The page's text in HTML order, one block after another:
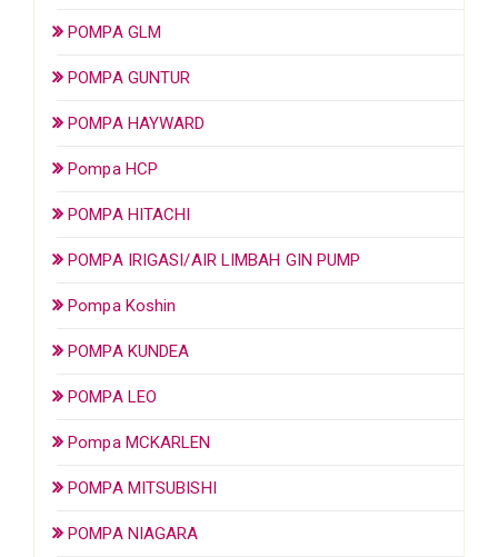
POMPA GLM
POMPA GUNTUR
POMPA HAYWARD
Pompa HCP
POMPA HITACHI
POMPA IRIGASI/AIR LIMBAH GIN PUMP
Pompa Koshin
POMPA KUNDEA
POMPA LEO
Pompa MCKARLEN
POMPA MITSUBISHI
POMPA NIAGARA